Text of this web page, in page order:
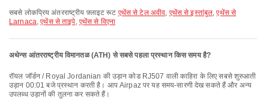
सबसे लोकप्रिय अंतरराष्ट्रीय फ़्लाइट रूट एथेंस से टेल अवीव, एथेंस से इस्तांबुल,एथेंस से
Larnaca,एथेंस से ताइपे, एथेंस से विएना
अथेन्स आंतरराष्ट्रीय विमानतळ (ATH) से सबसे पहला प्रस्थान किस समय है?
रॉयल जॉर्डन / Royal Jordanian की उड़ान कोड RJ507 वाली काहिरा के लिए सबसे शुरुआती
उड़ान 00:01 बजे प्रस्थान करती है। आप Airpaz पर यह समय-सारणी देख सकते हैं और अन्य
उपलब्ध उड़ानों की तुलना कर सकते हैं।